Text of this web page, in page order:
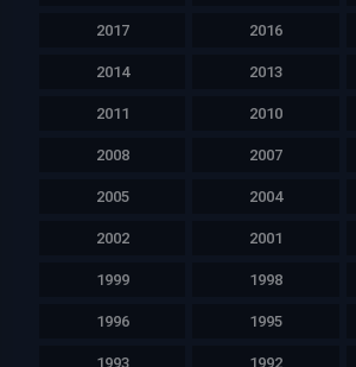
2017 2016
2014 2013
2011 2010
2008 2007
2005 2004
2002 2001
1999 1998
1996 1995
1993 1992